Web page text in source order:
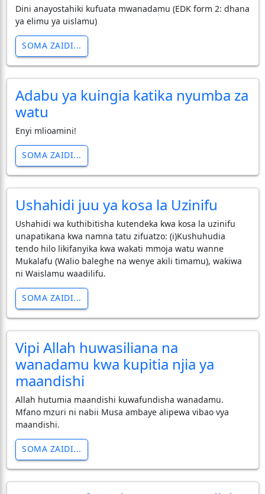
Dini anayostahiki kufuata mwanadamu (EDK form 2: dhana
ya elimu ya uislamu)
SOMA ZAIDI...
Adabu ya kuingia katika nyumba za
watu
Enyi mlioamini!
SOMA ZAIDI...
Ushahidi juu ya kosa la Uzinifu
Ushahidi wa kuthibitisha kutendeka kwa kosa la uzinifu
unapatikana kwa namna tatu zifuatzo: (i)Kushuhudia
tendo hilo likifanyika kwa wakati mmoja watu wanne
Mukalafu (Walio baleghe na wenye akili timamu), wakiwa
ni Waislamu waadilifu.
SOMA ZAIDI...
Vipi Allah huwasiliana na
wanadamu kwa kupitia njia ya
maandishi
Allah hutumia maandishi kuwafundisha wanadamu.
Mfano mzuri ni nabii Musa ambaye alipewa vibao vya
maandishi.
SOMA ZAIDI...